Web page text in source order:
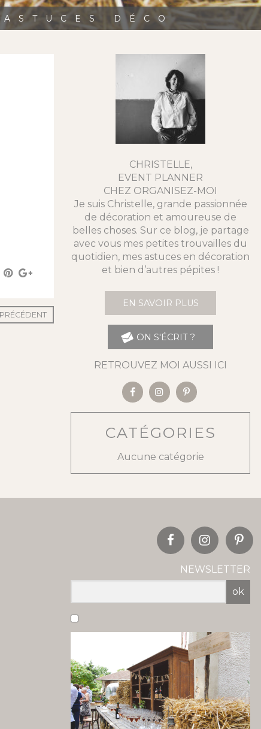
DÉCO
PRÉCÉDENT
CHRISTELLE,
EVENT PLANNER
CHEZ ORGANISEZ-MOI
Je suis Christelle, grande passionnée
de décoration et amoureuse de
belles choses. Sur ce blog, je partage
avec vous mes petites trouvailles du
quotidien, mes astuces en décoration
et bien d’autres pépites !
EN SAVOIR PLUS
ON S'ÉCRIT ?
RETROUVEZ MOI AUSSI ICI
CATÉGORIES
Aucune catégorie
NEWSLETTER
ok